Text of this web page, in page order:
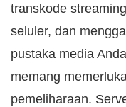
transkode
seluler, dan
pustaka media
memang
pemeliharaan.